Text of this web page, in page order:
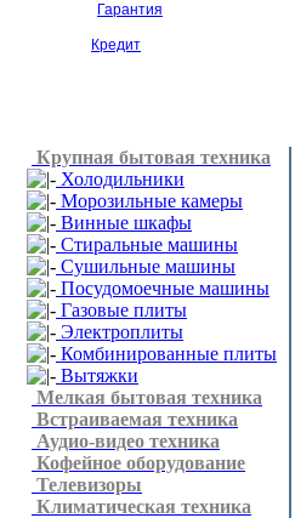
Гарантия
Кредит
Крупная бытовая техника
Холодильники
Морозильные камеры
Винные шкафы
Стиральные машины
Сушильные машины
Посудомоечные машины
Газовые плиты
Электроплиты
Комбинированные плиты
Вытяжки
Мелкая бытовая техника
Встраиваемая техника
Аудио-видео техника
Кофейное оборудование
Телевизоры
Климатическая техника